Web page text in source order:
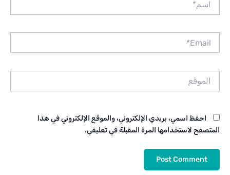
احفظ اسمي، بريدي الإلكتروني، والموقع الإلكتروني في هذا
المتصفح لاستخدامها المرة المقبلة في تعليقي.